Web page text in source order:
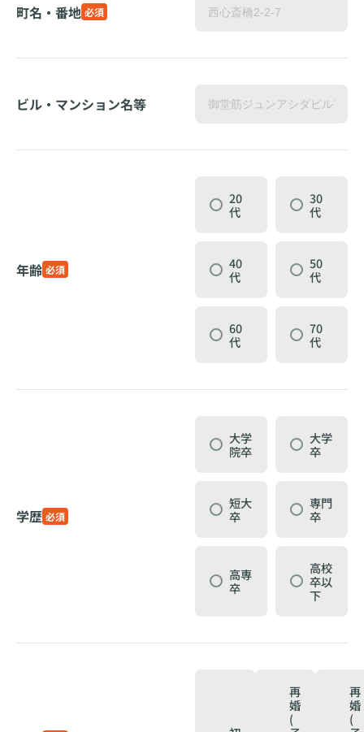
町名・番地 必須
ビル・マンション名等
年齢 必須
20
代
30
代
40
代
50
代
60
代
70
代
学歴 必須
大学
院卒
大学
卒
短大
卒
専門
卒
高専
卒
高校
卒以
下
再
婚
(
再
婚
(